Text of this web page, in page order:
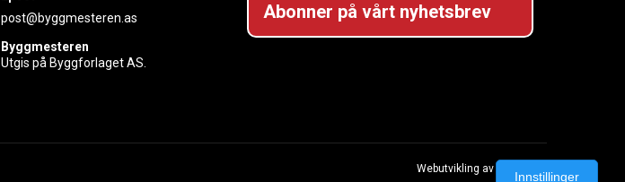
post@byggmesteren.as
Byggmesteren
Utgis på Byggforlaget AS.
Abonner på vårt nyhetsbrev
Webutvikling av Creatur
Innstillinger